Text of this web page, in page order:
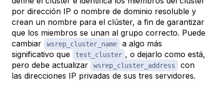
por dirección IP o nombre de dominio resoluble y
crean un nombre para el clúster, a fin de garantizar
que los miembros se unan al grupo correcto. Puede
cambiar
wsrep_cluster_name
a algo más
significativo que
test_cluster , o dejarlo como está,
pero debe actualizar
wsrep_cluster_address
con
las direcciones IP privadas de sus tres servidores.